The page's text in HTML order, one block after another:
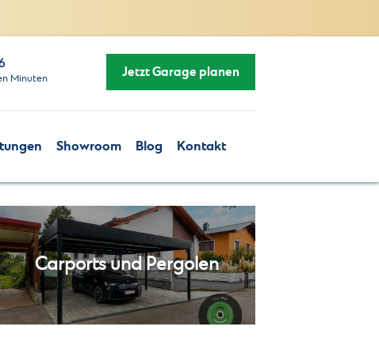
Jetzt Garage planen
Minuten
Showroom Blog Kontakt
Carports und Pergolen